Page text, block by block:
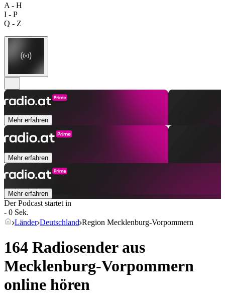
A - H
I - P
Q - Z
Mehr erfahren
Mehr erfahren
Mehr erfahren
Der Podcast startet in
- 0 Sek.
Länder Deutschland Region Mecklenburg-Vorpommern
164 Radiosender aus
Mecklenburg-Vorpommern
online hören